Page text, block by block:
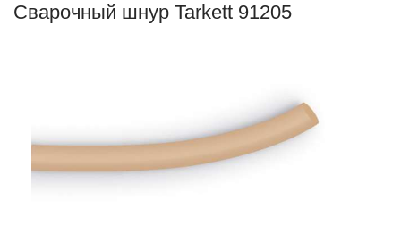
Сварочный шнур Tarkett 91205